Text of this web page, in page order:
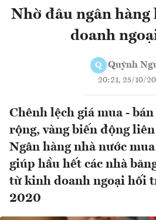
Nhờ đâu ngân
doanh
Q Quỳnh
20:21, 25/10/
Chênh lệch giá mua -
rộng, vàng biến động
Ngân hàng nhà nước
giúp hầu hết các nhà
từ kinh doanh ngoại hối
2020